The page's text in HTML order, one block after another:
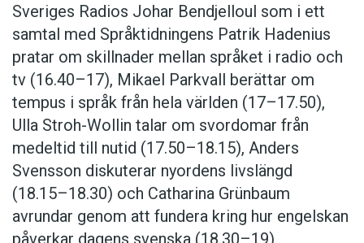
Sveriges Radios Johar Bendjelloul som i ett
samtal med Språktidningens Patrik Hadenius
pratar om skillnader mellan språket i radio och
tv (16.40–17), Mikael Parkvall berättar om
tempus i språk från hela världen (17–17.50),
Ulla Stroh-Wollin talar om svordomar från
medeltid till nutid (17.50–18.15), Anders
Svensson diskuterar nyordens livslängd
(18.15–18.30) och Catharina Grünbaum
avrundar genom att fundera kring hur engelskan
påverkar dagens svenska (18.30–19).